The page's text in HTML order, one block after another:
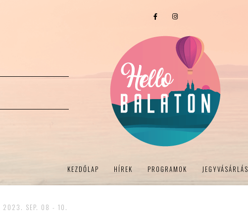
KEZDŐLAP HÍREK PROGRAMOK JEGYVÁSÁRLÁS
2023. SEP. 08 - 10.